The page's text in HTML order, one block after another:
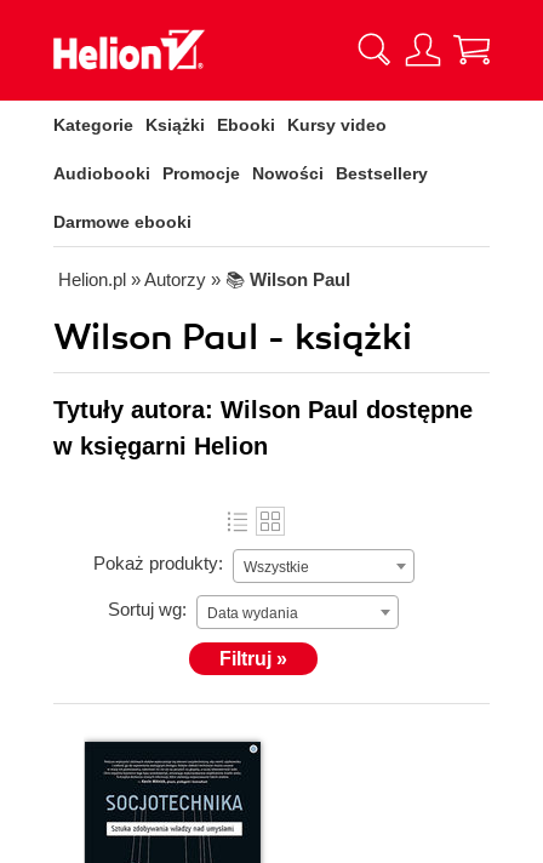
Kategorie Książki Ebooki Kursy video
Audiobooki Promocje Nowości Bestsellery
Darmowe ebooki
Helion.pl » Autorzy » 📚 Wilson Paul
Wilson Paul - książki
Tytuły autora: Wilson Paul dostępne
w księgarni Helion
Pokaż produkty: Wszystkie
Sortuj wg: Data wydania
Filtruj »